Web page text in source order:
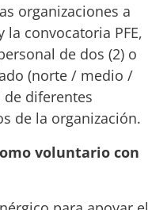
organizaciones a
convocatoria PFE,
de dos (2) o
(norte / medio /
diferentes
de la organización.
voluntario con